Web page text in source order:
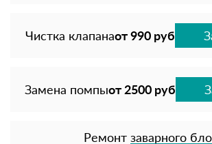
Чистка клапанаот 990 руб
Замена помпыот 2500 руб
Ремонт заварного